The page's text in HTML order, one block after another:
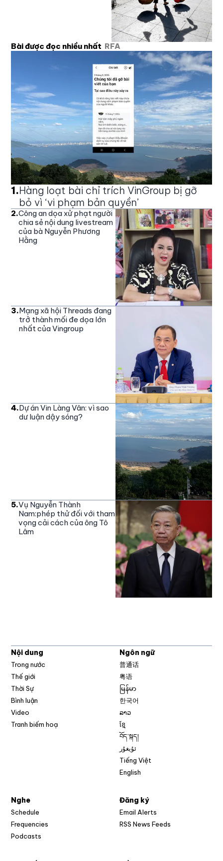
Bài được đọc nhiều nhất RFA
1.Hàng loạt bài chỉ trích VinGroup bị gỡ
bỏ vì ‘vi phạm bản quyền’
2.Công an dọa xử phạt người
chia sẻ nội dung livestream
của bà Nguyễn Phương
Hằng
3.Mạng xã hội Threads đang
trở thành mối đe dọa lớn
nhất của Vingroup
4.Dự án Vin Làng Vân: vì sao
dư luận dậy sóng?
5.Vụ Nguyễn Thành
Nam:phép thử đối với tham
vọng cải cách của ông Tô
Lâm
Nội dung
Trong nước
Thế giới
Thời Sự
Bình luận
Video
Tranh biếm hoạ
Ngôn ngữ
普通话
粤语
မြန်မာ
한국어
ລາວ
ខ្មែ
བོད་སྐད།
ئۇيغۇر
Tiếng Việt
English
Nghe
Schedule
Frequencies
Podcasts
Đăng ký
Email Alerts
RSS News Feeds